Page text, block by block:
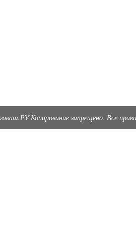
Копирование запрещено. Все